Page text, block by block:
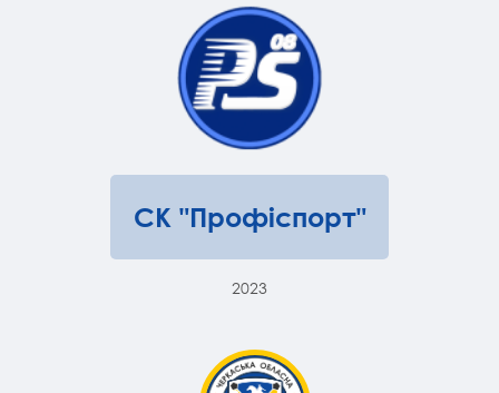
СК "Профіспорт"
2023